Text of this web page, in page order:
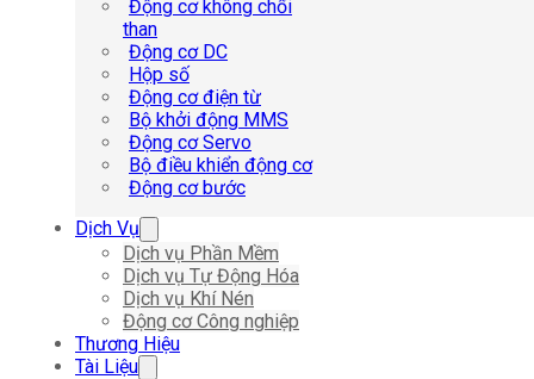
Động cơ không chổi
than
Động cơ DC
Hộp số
Động cơ điện từ
Bộ khởi động MMS
Động cơ Servo
Bộ điều khiển động cơ
Động cơ bước
Dịch Vụ
Dịch vụ Phần Mềm
Dịch vụ Tự Động Hóa
Dịch vụ Khí Nén
Động cơ Công nghiệp
Thương Hiệu
Tài Liệu